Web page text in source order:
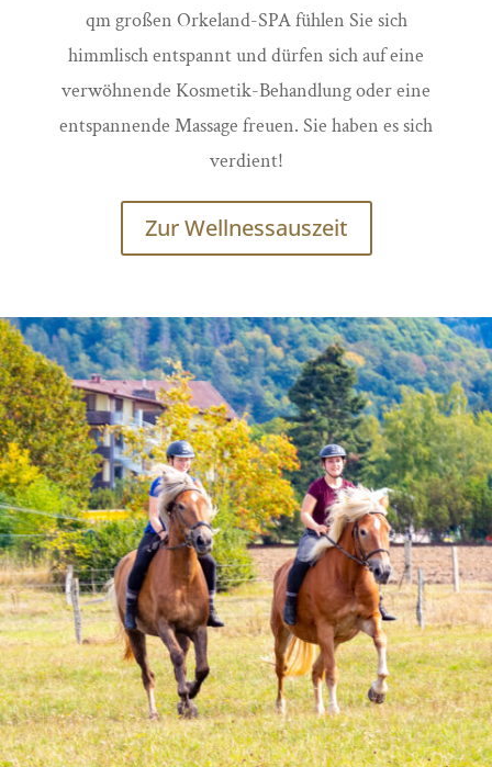
qm großen Orkeland-SPA fühlen Sie sich
himmlisch entspannt und dürfen sich auf eine
verwöhnende Kosmetik-Behandlung oder eine
entspannende Massage freuen. Sie haben es sich
verdient!
Zur Wellnessauszeit